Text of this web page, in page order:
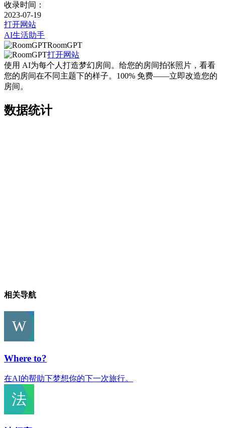
收录时间：
2023-07-19
打开网站
AI生活助手
RoomGPT
打开网站
使用 AI为每个人打造梦幻房间。给您的房间拍张照片，看看
您的房间在不同主题下的样子。100% 免费——立即改造您的
房间。
数据统计
相关导航
Where to?
在AI的帮助下梦想你的下一次旅行。